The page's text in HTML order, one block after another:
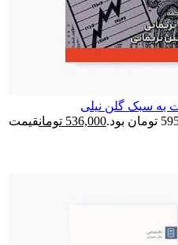
به سبک گلن نیلی
536,000 تومانقیمت